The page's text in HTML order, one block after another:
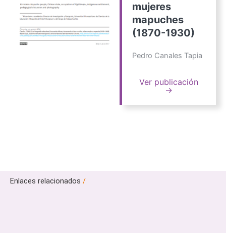
mujeres
mapuches
(1870-1930)
Pedro Canales Tapia
Ver publicación
→
Enlaces relacionados /